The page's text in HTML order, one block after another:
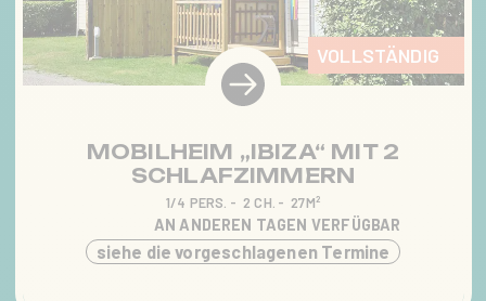
VOLLSTÄNDIG
MOBILHEIM „IBIZA“ MIT 2
SCHLAFZIMMERN
1/4 PERS. 2 CH. 27M²
AN ANDEREN TAGEN VERFÜGBAR
siehe die vorgeschlagenen Termine